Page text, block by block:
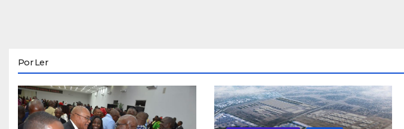
Por Ler